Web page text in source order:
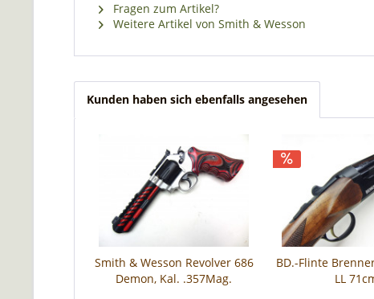
Fragen zum Artikel?
Weitere Artikel von Smith & Wesson
Kunden haben sich ebenfalls angesehen
Smith & Wesson Revolver 686
Demon, Kal. .357Mag.
BD.-Flinte
LL